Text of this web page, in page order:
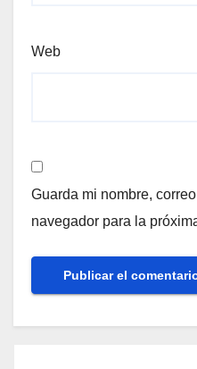
Web
Guarda mi nombre,
navegador para la